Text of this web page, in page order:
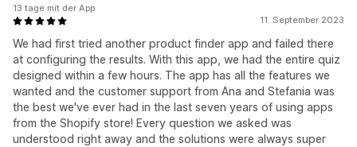
11. September 2023
We had first tried another product finder app and failed there
at configuring the results. With this app, we had the entire quiz
designed within a few hours. The app has all the features we
wanted and the customer support from Ana and Stefania was
the best we've ever had in the last seven years of using apps
from the Shopify store! Every question we asked was
understood right away and the solutions were always super
13 tage mit der App